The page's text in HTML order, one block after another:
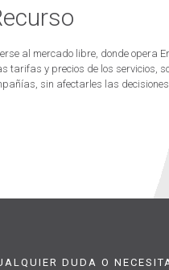
al mercado libre, donde opera
tarifas y precios de los servicios,
sin afectarles las decisiones
DUDA O